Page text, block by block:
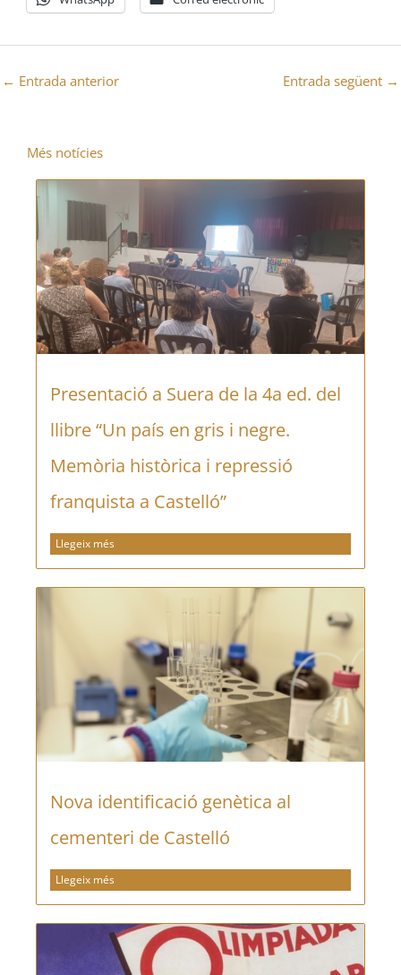
← Entrada anterior Entrada següent →
Més notícies
Presentació a Suera de la 4a ed. del
llibre “Un país en gris i negre.
Memòria històrica i repressió
franquista a Castelló”
Llegeix més
Nova identificació genètica al
cementeri de Castelló
Llegeix més